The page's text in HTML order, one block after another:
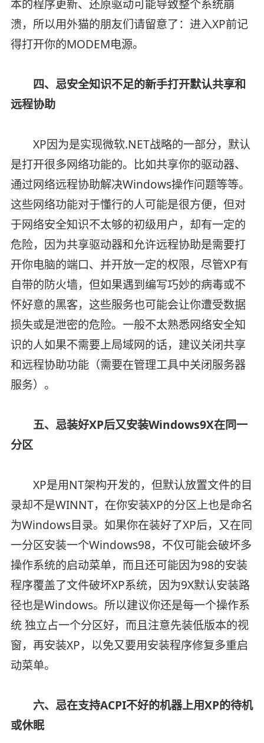
本的程序更新、还原驱动可能导致整个系统崩
溃，所以用外猫的朋友们请留意了：进入XP前记
得打开你的MODEM电源。
四、忌安全知识不足的新手打开默认共享和
远程协助
XP因为是实现微软.NET战略的一部分，默认
是打开很多网络功能的。比如共享你的驱动器、
通过网络远程协助解决Windows操作问题等等。
这些网络功能对于懂行的人可能是很方便，但对
于网络安全知识不太够的初级用户，却有一定的
危险，因为共享驱动器和允许远程协助是需要打
开你电脑的端口、并开放一定的权限，尽管XP有
自带的防火墙，但如果遇到编写巧妙的病毒或不
怀好意的黑客，这些服务也可能会让你遭受数据
损失或是泄密的危险。一般不太熟悉网络安全知
识的人如果不需要上局域网的话，建议关闭共享
和远程协助功能（需要在管理工具中关闭服务器
服务）。
五、忌装好XP后又安装Windows9X在同一
分区
XP是用NT架构开发的，但默认放置文件的目
录却不是WINNT，在你安装XP的分区上也是命名
为Windows目录。如果你在装好了XP后，又在同
一分区安装一个Windows98，不仅可能会破坏多
操作系统的启动菜单，而且还可能因为98的安装
程序覆盖了文件破坏XP系统，因为9X默认安装路
径也是Windows。所以建议你还是每一个操作系
统 独立占一个分区好，而且注意先装低版本的视
窗，再安装XP，以免又要用安装程序修复多重启
动菜单。
六、忌在支持ACPI不好的机器上用XP的待机
或休眠